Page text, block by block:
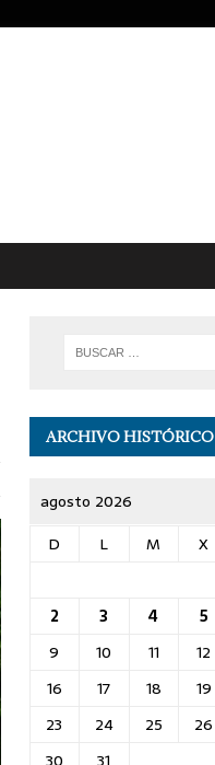
ARCHIVO HISTÓRICO
agosto 2026
D
L M X
2
3 4 5
9
10 11 12
16
17 18 19
23
24 25 26
30
31